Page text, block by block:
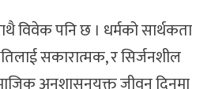
विवेक पनि छ । धर्मको सार्थकता
सकारात्मक, र सिर्जनशील